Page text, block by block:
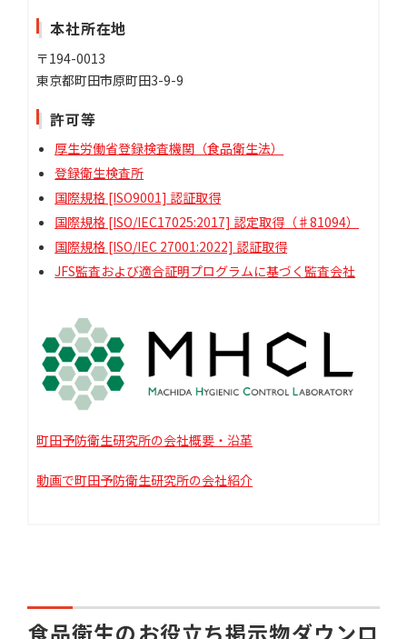
本社所在地
〒194-0013
東京都町田市原町田3-9-9
許可等
厚生労働省登録検査機関（食品衛生法）
登録衛生検査所
国際規格 [ISO9001] 認証取得
国際規格 [ISO/IEC17025:2017] 認定取得（♯81094）
国際規格 [ISO/IEC 27001:2022] 認証取得
JFS監査および適合証明プログラムに基づく監査会社
町田予防衛生研究所の会社概要・沿革
動画で町田予防衛生研究所の会社紹介
食品衛生のお役立ち掲示物ダウンロ